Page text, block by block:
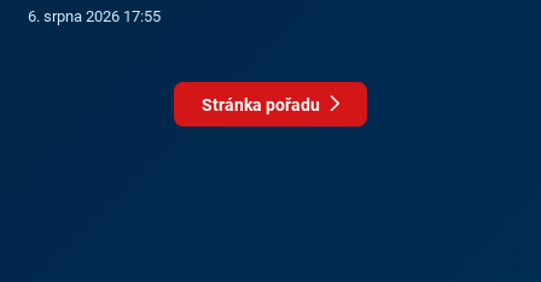
6. srpna 2026 17:55
Stránka pořadu